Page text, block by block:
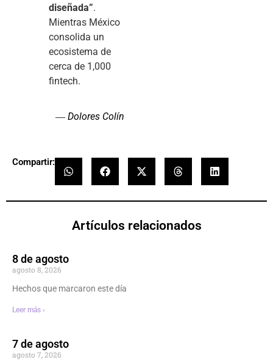
diseñada”.
Mientras México
consolida un
ecosistema de
cerca de 1,000
fintech.
— Dolores Colín
Compartir:
Artículos relacionados
8 de agosto
agosto 8, 2026
Hechos que marcaron este día
Leer más ›
7 de agosto
agosto 7, 2026